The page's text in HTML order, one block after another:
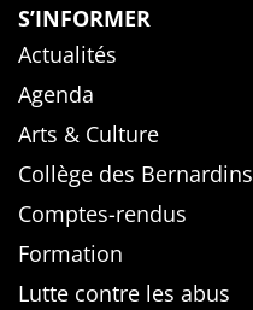
S’INFORMER
Actualités
Agenda
Arts & Culture
Collège des Bernardins
Comptes-rendus
Formation
Lutte contre les abus